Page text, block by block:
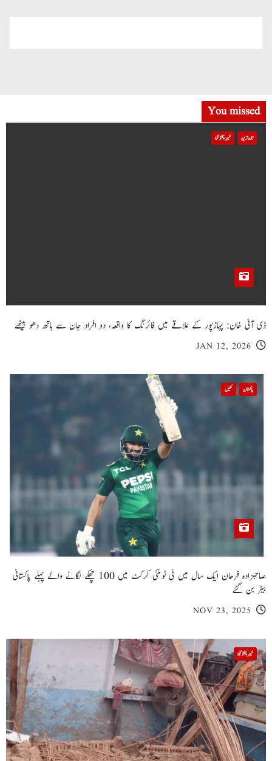
You missed
تازہ ترین خیبر پختونخوا
ڈی آئی خان: پہاڑپور کے علاقے میں فائرنگ کا واقعہ، دو افراد جان سے ہاتھ دھو بیٹھے
JAN 12, 2026
پاکستان کھیل
صاحبزادہ فرحان ایک سال میں ٹی ٹوئنٹی کرکٹ میں 100 چھکے لگانے والے پہلے پاکستانی
بیٹر بن گئے
NOV 23, 2025
خیبر پختونخوا